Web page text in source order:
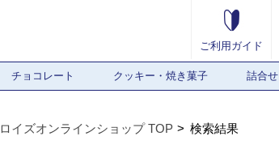
ご利用ガイド
チョコレート クッキー・焼き菓子 詰合せ
ロイズオンラインショップ TOP 検索結果